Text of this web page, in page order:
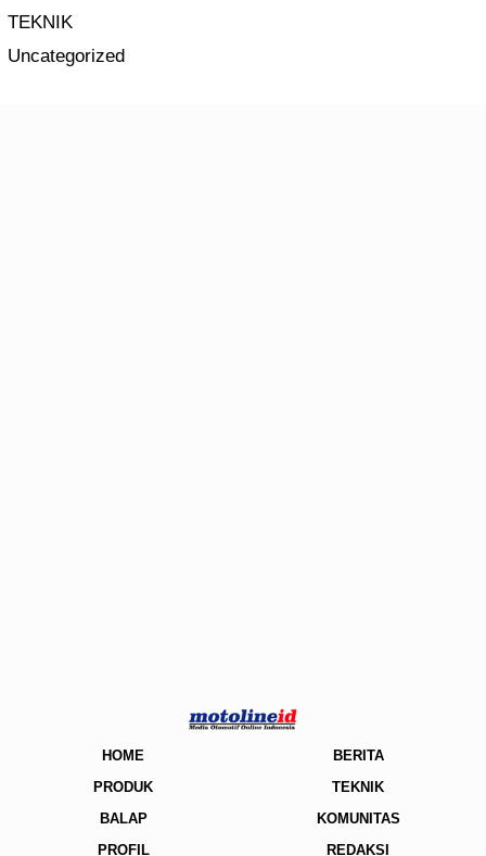
TEKNIK
Uncategorized
HOME
BERITA
PRODUK
TEKNIK
BALAP
KOMUNITAS
PROFIL
REDAKSI